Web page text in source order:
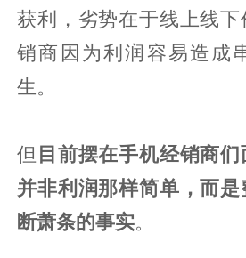
获利，劣势在于线上线
销商因为利润容易造成
生。
但 目前摆在手机经销商
并非利润那样简单，而
断萧条的事实。